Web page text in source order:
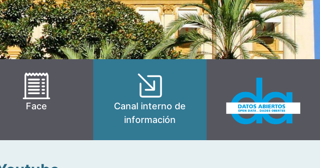
Face
Canal interno de
información